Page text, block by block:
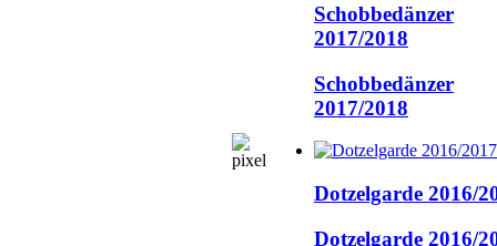
Schobbedänzer
2017/2018
Schobbedänzer
2017/2018
Dotzelgarde 2016/
Dotzelgarde 2016/